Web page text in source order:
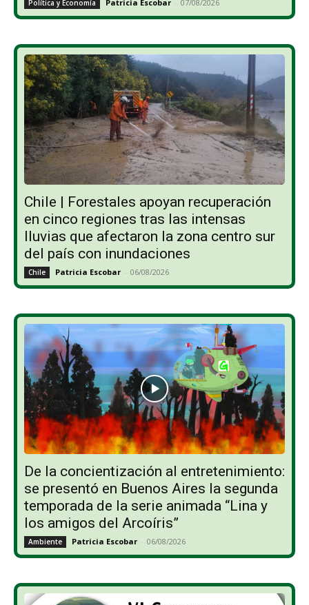
Política y Economía Patricia Escobar - 07/08/2026
Chile | Forestales apoyan recuperación
en cinco regiones tras las intensas
lluvias que afectaron la zona centro sur
del país con inundaciones
Chile Patricia Escobar - 06/08/2026
De la concientización al entretenimiento:
se presentó en Buenos Aires la segunda
temporada de la serie animada “Lina y
los amigos del Arcoíris”
Ambiente Patricia Escobar - 06/08/2026